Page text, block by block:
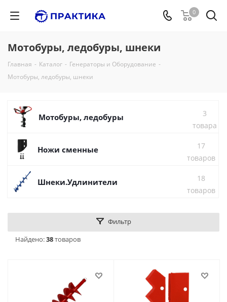
0
Мотобуры, ледобуры, шнеки
Главная - Каталог - Генераторы и Оборудование -
Мотобуры, ледобуры, шнеки
Мотобуры, ледобуры
3
товара
Ножи сменные
17
товаров
Шнеки.Удлинители
18
товаров
Фильтр
Найдено:38товаров